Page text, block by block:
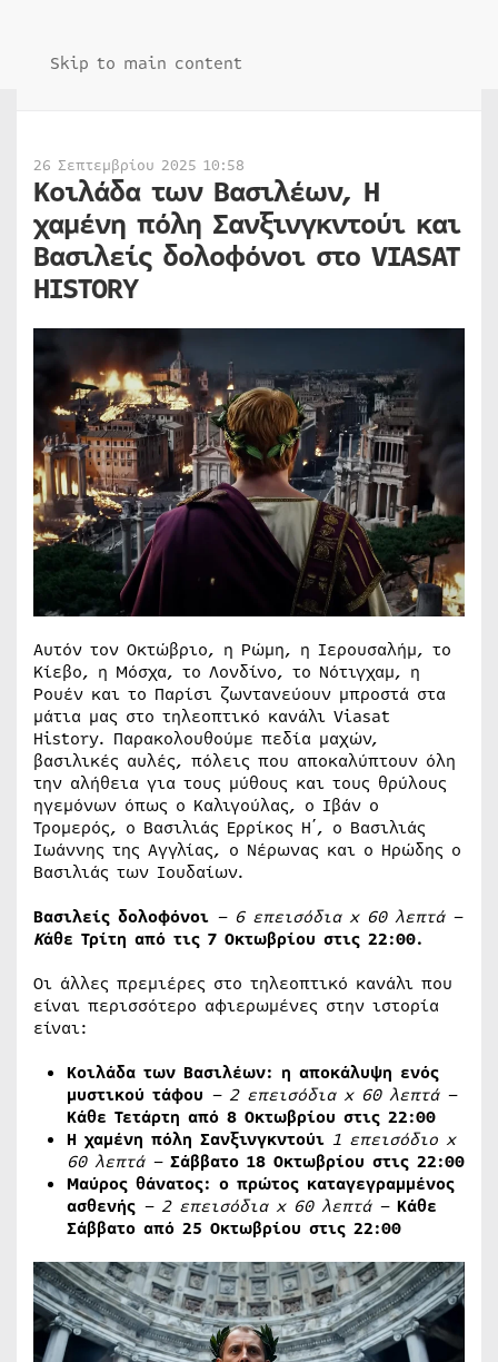
Skip to main content
26 Σεπτεμβρίου 2025 10:58
Κοιλάδα των Βασιλέων, Η
χαμένη πόλη Σανξινγκντούι και
Βασιλείς δολοφόνοι στο VIASAT
HISTORY
Αυτόν τον Οκτώβριο, η Ρώμη, η Ιερουσαλήμ, το
Κίεβο, η Μόσχα, το Λονδίνο, το Νότιγχαμ, η
Ρουέν και το Παρίσι ζωντανεύουν μπροστά στα
μάτια μας στο τηλεοπτικό κανάλι Viasat
History. Παρακολουθούμε πεδία μαχών,
βασιλικές αυλές, πόλεις που αποκαλύπτουν όλη
την αλήθεια για τους μύθους και τους θρύλους
ηγεμόνων όπως ο Καλιγούλας, ο Ιβάν ο
Τρομερός, ο Βασιλιάς Ερρίκος Η΄, ο Βασιλιάς
Ιωάννης της Αγγλίας, ο Νέρωνας και ο Ηρώδης ο
Βασιλιάς των Ιουδαίων.
Βασιλείς δολοφόνοι – 6 επεισόδια x 60 λεπτά –
Κάθε Τρίτη από τις 7 Οκτωβρίου στις 22:00.
Οι άλλες πρεμιέρες στο τηλεοπτικό κανάλι που
είναι περισσότερο αφιερωμένες στην ιστορία
είναι:
Κοιλάδα των Βασιλέων: η αποκάλυψη ενός
μυστικού τάφου – 2 επεισόδια x60 λεπτά –
Κάθε Τετάρτη από 8 Οκτωβρίου στις 22:00
Η χαμένη πόλη Σανξινγκντούι 1 επεισόδιο x
60 λεπτά – Σάββατο 18 Οκτωβρίου στις 22:00
Μαύρος θάνατος: ο πρώτος καταγεγραμμένος
ασθενής – 2 επεισόδια x60 λεπτά – Κάθε
Σάββατο από 25 Οκτωβρίου στις 22:00